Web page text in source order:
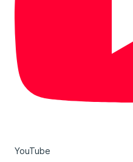
YouTube